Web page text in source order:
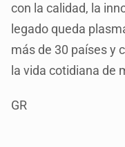
con la calidad, la
legado queda
más de 30 países y
la vida cotidiana de
GR